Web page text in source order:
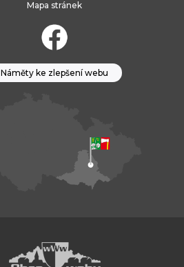
Mapa stránek
Náměty ke zlepšení webu